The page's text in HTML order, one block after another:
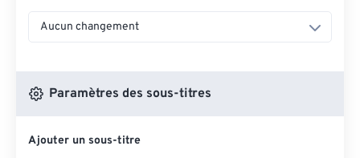
Aucun changement
Paramètres des sous-titres
Ajouter un sous-titre